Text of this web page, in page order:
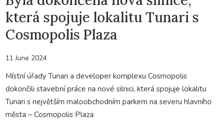
která spojuje lokalitu Tunari s
Cosmopolis Plaza
11 June 2024
Místní úřady Tunari a developer komplexu Cosmopolis
dokončili stavební práce na nové silnici, která spojuje lokalitu
Tunari s největším maloobchodním parkem na severu hlavního
města – Cosmopolis Plaza